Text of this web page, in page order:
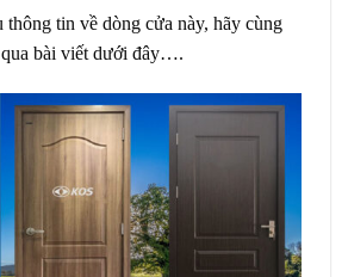
thông tin về dòng cửa này, hãy cùng
bài viết dưới đây….